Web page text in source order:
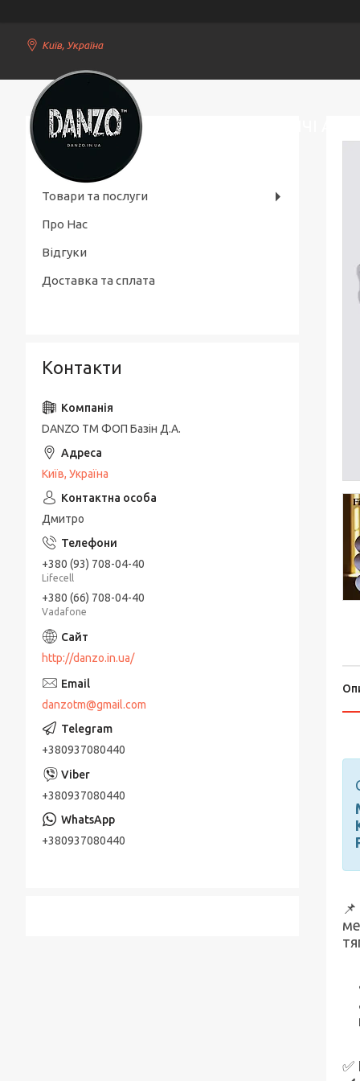
Київ, Україна
✅
Товари та послуги
Про Нас
Відгуки
Доставка та сплата
Контакти
DANZO TM ФОП Базін Д.А.
Київ, Україна
Дмитро
+380 (93) 708-04-40
Lifecell
+380 (66) 708-04-40
Vadafone
http://danzo.in.ua/
danzotm@gmail.com
+380937080440
+380937080440
+380937080440